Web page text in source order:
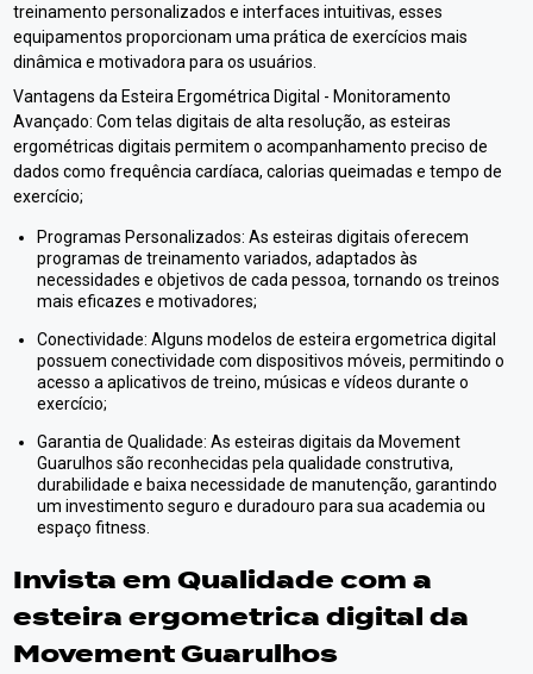
treinamento personalizados e interfaces intuitivas, esses
equipamentos proporcionam uma prática de exercícios mais
dinâmica e motivadora para os usuários.
Vantagens da Esteira Ergométrica Digital - Monitoramento
Avançado: Com telas digitais de alta resolução, as esteiras
ergométricas digitais permitem o acompanhamento preciso de
dados como frequência cardíaca, calorias queimadas e tempo de
exercício;
Programas Personalizados: As esteiras digitais oferecem
programas de treinamento variados, adaptados às
necessidades e objetivos de cada pessoa, tornando os treinos
mais eficazes e motivadores;
Conectividade: Alguns modelos de esteira ergometrica digital
possuem conectividade com dispositivos móveis, permitindo o
acesso a aplicativos de treino, músicas e vídeos durante o
exercício;
Garantia de Qualidade: As esteiras digitais da Movement
Guarulhos são reconhecidas pela qualidade construtiva,
durabilidade e baixa necessidade de manutenção, garantindo
um investimento seguro e duradouro para sua academia ou
espaço fitness.
Invista em Qualidade com a
esteira ergometrica digitalda
Movement Guarulhos